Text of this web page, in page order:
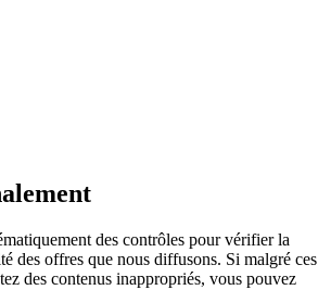
des contrôles pour vérifier la
des offres que nous diffusons. Si malgré ces
des contenus inappropriés, vous pouvez